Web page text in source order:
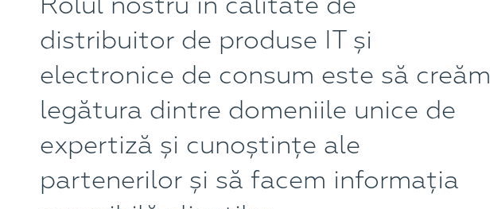
distribuitor de produse IT și
electronice de consum este să creăm
legătura dintre domeniile unice de
expertiză și cunoștințe ale
partenerilor și să facem informația